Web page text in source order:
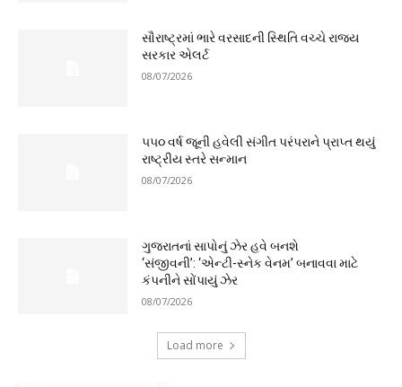
સૌરાષ્ટ્રમાં ભારે વરસાદની સ્થિતિ વચ્ચે રાજ્ય
સરકાર એલર્ટ
08/07/2026
૫૫૦ વર્ષ જૂની હવેલી સંગીત પરંપરાને પ્રાપ્ત થયું
રાષ્ટ્રીય સ્તરે સન્માન
08/07/2026
ગુજરાતનાં સાપોનું ઝેર હવે બનશે
‘સંજીવની’: ‘એન્ટી-સ્નેક વેનમ’ બનાવવા માટે
કંપનીને સોંપાયું ઝેર
08/07/2026
Load more